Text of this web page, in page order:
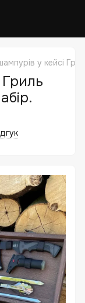
у кейсі
Гриль